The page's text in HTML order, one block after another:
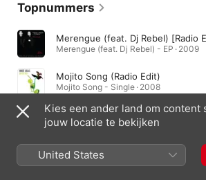
Topnummers
Merengue (feat. Dj Rebel) [Radio
Merengue (feat. Dj Rebel) - EP · 2009
Mojito Song (Radio Edit)
Mojito Song - Single · 2008
Cuba (Radio Edit)
Cuba (feat. The Gibson Brothers) - EP ·
Kies een ander land om content
jouw locatie te bekijken
United States